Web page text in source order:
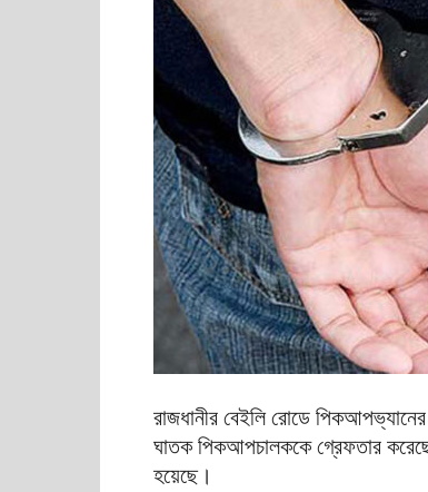
রাজধানীর বেইলি রোডে
ঘাতক পিকআপচালককে গ্রেফতার
হয়েছে।